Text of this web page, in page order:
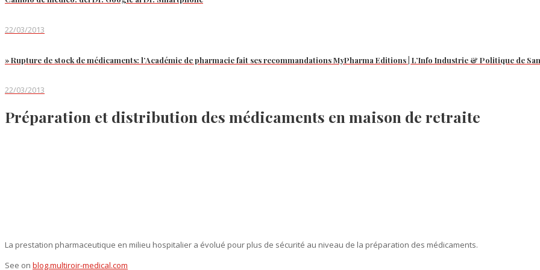
22/03/2013
» Rupture de stock de médicaments: l’Académie de pharmacie fait ses recommandations MyPharma Editions | L’Info Industrie & Politique de
22/03/2013
Préparation et distribution des médicaments en maison de retraite
La prestation pharmaceutique en milieu hospitalier a évolué pour plus de sécurité au niveau de la préparation des médicaments.
See on blog.multiroir-medical.com